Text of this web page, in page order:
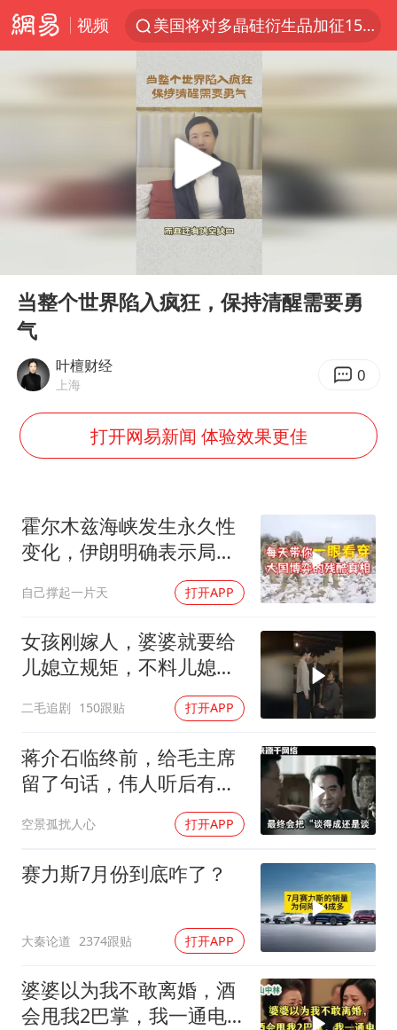
视频
美国将对多晶硅衍生品加征15%关税
改名后的“青海拉面”店
勒沃库森U17主帅盛赞赵松源
台军“汉光秀”开场闹剧多
段绚竞因公牺牲 年仅44岁
1岁宝宝碰坏纸巾盒 宝妈被索赔924元
男子杀人后逃进深山21年活得像野人
985博士后被曝在妻子孕期出轨后续
47岁妈妈突然产女 26岁女儿：很震惊
如何把百年大党建设得更加坚强有力？
Play
当整个世界陷入疯狂，保持清醒需要勇
气
叶檀财经
上海 0
打开网易新闻 体验效果更佳
霍尔木兹海峡发生永久性
变化，伊朗明确表示局势
自己撑起一片天 打开APP
女孩刚嫁人，婆婆就要给
儿媳立规矩，不料儿媳不
二毛追剧 150跟贴 打开APP
蒋介石临终前，给毛主席
留了句话，伟人听后有什
空景孤扰人心 打开APP
赛力斯7月份到底咋了？
大秦论道 2374跟贴 打开APP
婆婆以为我不敢离婚，酒
会甩我2巴掌，我一通电